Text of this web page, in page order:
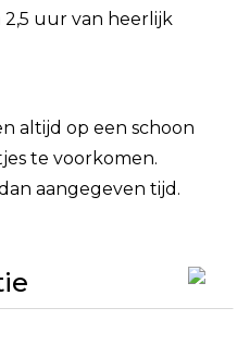
2,5 uur van heerlijk
altijd op een schoon
te voorkomen.
aangegeven tijd.